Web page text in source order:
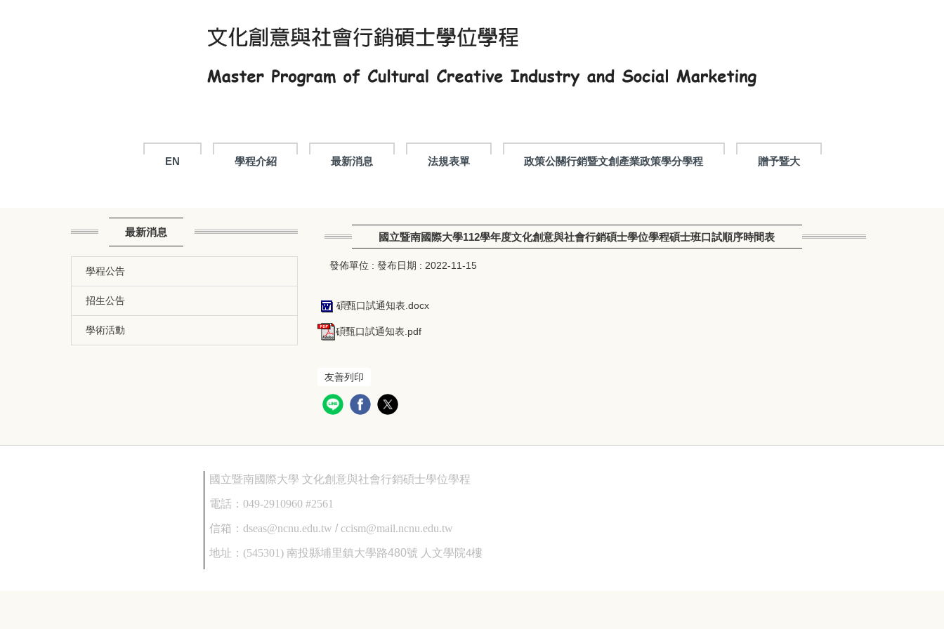
EN 學程介紹 最新消息 法規表單 政策公關行銷暨文創產業政策學分學程 贈予暨大
最新消息
學程公告
招生公告
學術活動
國立暨南國際大學112學年度文化創意與社會行銷碩士學位學程碩士班口試順序時間表
發佈單位 : 發布日期 : 2022-11-15
碩甄口試通知表.docx
碩甄口試通知表.pdf
友善列印
國立暨南國際大學 文化創意與社會行銷碩士學位學程
電話： 049-2910960 #2561
信箱： dseas@ncnu.edu.tw / ccism@mail.ncnu.edu.tw
地址： (545301) 南投縣埔里鎮大學路480號 人文學院4樓